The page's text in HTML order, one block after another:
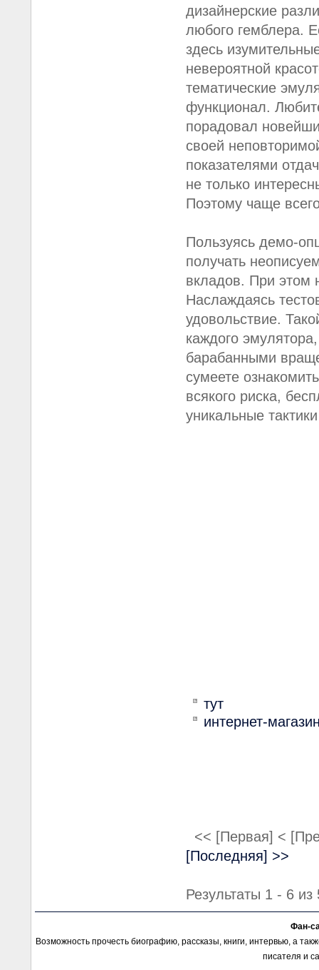
дизайнерские
любого гемблера.
здесь
невероятной
тематические
функционал.
порадовал
своей
показателями
не только
Поэтому чаще
Пользуясь демо-
получать
вкладов. При этом
Наслаждаясь
удовольствие.
каждого
барабанными
сумеете
всякого риска,
уникальные
тут
интернет-
<< [Первая] <
[Последняя] >>
Результаты 1 - 6 из
Фан-
Возможность прочесть биографию, рассказы, книги, интервью, а
писателя и